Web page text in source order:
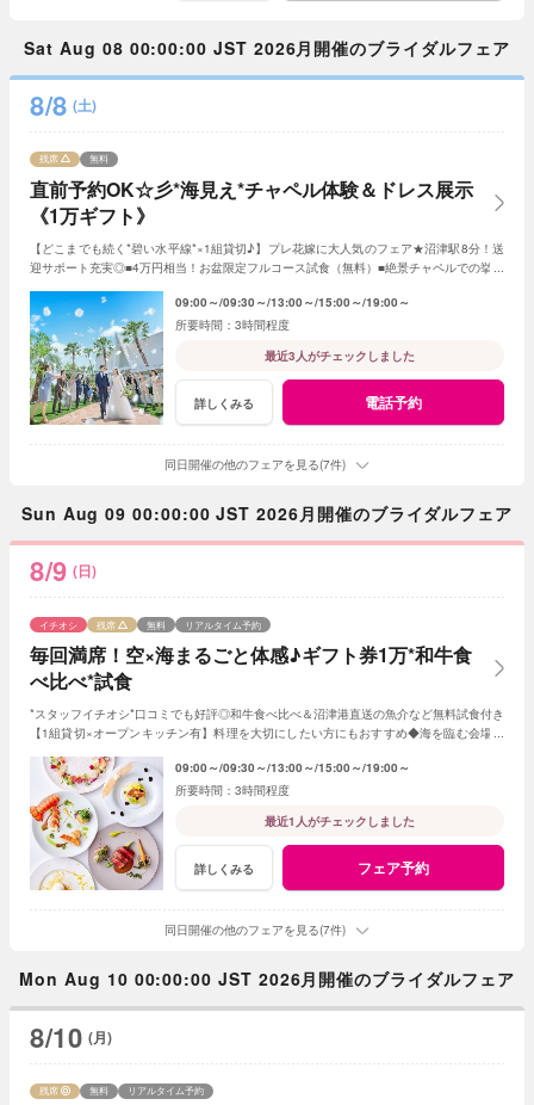
Sat Aug 08 00:00:00 JST 2026月開催のブライダルフェア
8/8 (土)
直前予約OK☆彡*海見え*チャペル体験＆ドレス展示
《1万ギフト》
残席 無料
【どこまでも続く*碧い水平線*×1組貸切♪】プレ花嫁に大人気のフェア★沼津駅8分！送
迎サポート充実◎■4万円相当！お盆限定フルコース試食（無料）■絶景チャペルでの挙式
09:00～ 09:30～ 13:00～ 15:00～ 19:00～
3時間程度
最近3人がチェックしました
詳しくみる 電話予約
同日開催の他のフェアを見る(7件)
Sun Aug 09 00:00:00 JST 2026月開催のブライダルフェア
8/9 (日)
毎回満席！空×海まるごと体感♪ギフト券1万*和牛食
べ比べ*試食
イチオシ 残席 無料 リアルタイム予約
*スタッフイチオシ*口コミでも好評◎和牛食べ比べ＆沼津港直送の魚介など無料試食付き
【1組貸切×オープンキッチン有】料理を大切にしたい方にもおすすめ◆海を臨む会場の
09:00～ 09:30～ 13:00～ 15:00～ 19:00～
3時間程度
最近1人がチェックしました
詳しくみる フェア予約
同日開催の他のフェアを見る(7件)
Mon Aug 10 00:00:00 JST 2026月開催のブライダルフェア
8/10 (月)
残席 無料 リアルタイム予約